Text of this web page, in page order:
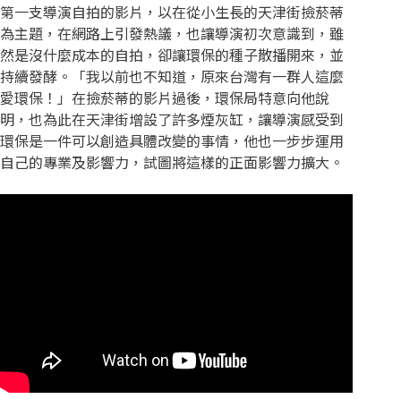
第一支導演自拍的影片，以在從小生長的天津街撿菸蒂
為主題，在網路上引發熱議，也讓導演初次意識到，雖
然是沒什麼成本的自拍，卻讓環保的種子散播開來，並
持續發酵。「我以前也不知道，原來台灣有一群人這麼
愛環保！」在撿菸蒂的影片過後，環保局特意向他說
明，也為此在天津街增設了許多煙灰缸，讓導演感受到
環保是一件可以創造具體改變的事情，他也一步步運用
自己的專業及影響力，試圖將這樣的正面影響力擴大。